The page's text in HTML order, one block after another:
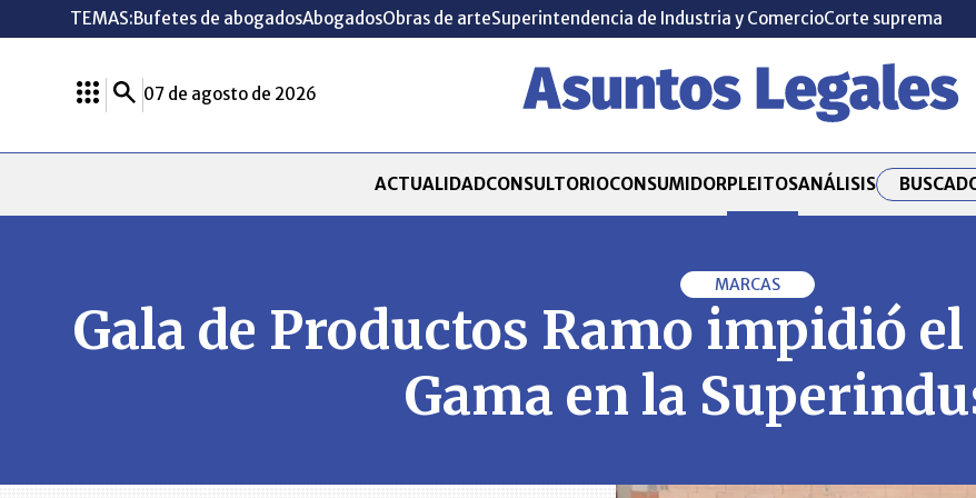
TEMAS:Bufetes de abogadosAbogadosObras de arteSuperintendencia de Industria y ComercioCorte suprema
07 de agosto de 2026
ACTUALIDADCONSULTORIOCONSUMIDORPLEITOSANÁLISIS
MARCAS
Gala de Productos Ramo impidió
Gama en la